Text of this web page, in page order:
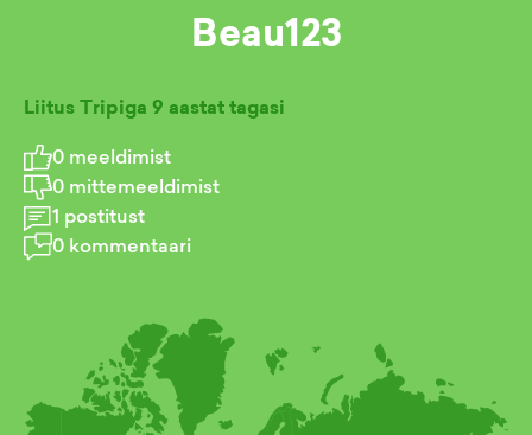
Beau123
Liitus Tripiga 9 aastat tagasi
0 meeldimist
0 mittemeeldimist
1 postitust
0 kommentaari